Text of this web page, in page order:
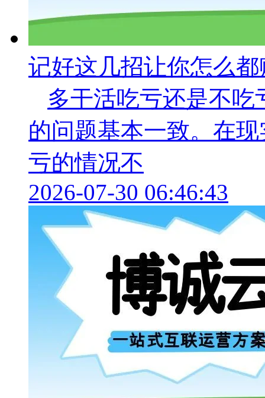
记好这几招让你怎么
多干活吃亏还是不
的问题基本一致。在
亏的情况不
2026-07-30 06:46:43